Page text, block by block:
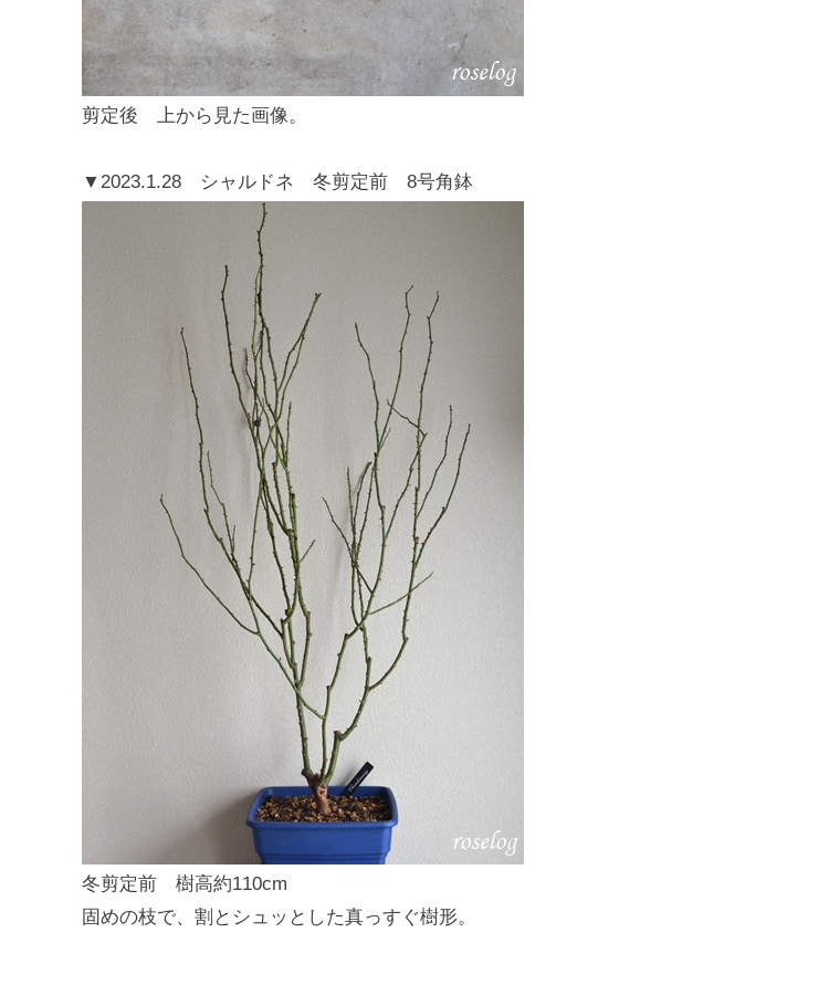
剪定後 上から見た画像。
▼2023.1.28 シャルドネ 冬剪定前 8号角鉢
冬剪定前 樹高約110cm
固めの枝で、割とシュッとした真っすぐ樹形。